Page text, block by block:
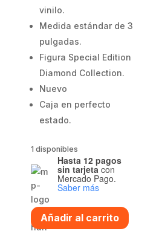
vinilo.
Medida estándar de 3
pulgadas.
Figura Special Edition
Diamond Collection.
Nuevo
Caja en perfecto
estado.
1 disponibles
Hasta 12 pagos
sin tarjeta con
Mercado Pago.
Saber más
Super
Saiyan
Añadir al carrito